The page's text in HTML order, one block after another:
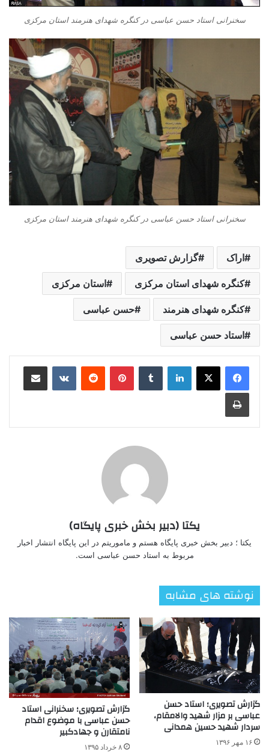
سخنرانی استاد حسن عباسی در کنگره شهدای هنرمند استان مرکزی
سخنرانی استاد حسن عباسی در کنگره شهدای هنرمند استان مرکزی
اراک گزارش تصویری
کنگره شهدای استان مرکزی استان مرکزی
کنگره شهدای هنرمند حسن عباسی
استاد حسن عباسی
لینکدین ‫تامبلر ‫پین‌ترست‫رددیت ‫VKontakteاشتراک گذاری از طریق ایمیل
چاپ
یکتا (دبیر بخش خبری پایگاه)
یکتا ؛ دبیر بخش خبری پایگاه هستم و ماموریتم در این پایگاه انتشار اخبار
مربوط به استاد حسن عباسی است.
نوشته های مشابه
گزارش تصویری؛ استاد حسن
عباسی بر مزار شهید والامقام،
سردار شهید حسین همدانی
۱۶ مهر ۱۳۹۶
گزارش تصویری؛ سخنرانی استاد
حسن عباسی با موضوع اقدام
نامتقارن و جهادکبیر
۸ خرداد ۱۳۹۵